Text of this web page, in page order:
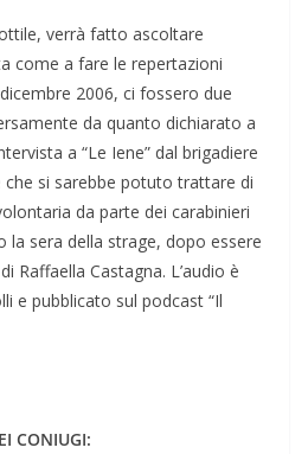
verrà fatto ascoltare
come a fare le repertazioni
2006, ci fossero due
da quanto dichiarato a
a “Le Iene” dal brigadiere
che si sarebbe potuto trattare di
da parte dei carabinieri
la sera della strage, dopo essere
Raffaella Castagna. L’audio è
e pubblicato sul podcast “Il
CONIUGI: